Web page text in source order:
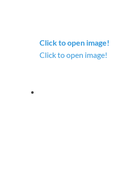
Click to open image!
Click to open image!